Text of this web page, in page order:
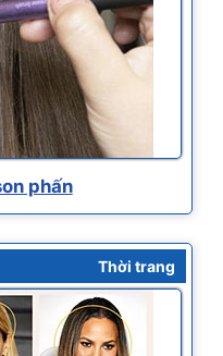
phấn
Thời trang